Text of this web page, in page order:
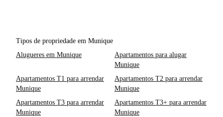
Tipos de propriedade em Munique
Alugueres em Munique
Apartamentos para alugar
Munique
Apartamentos T1 para arrendar
Munique
Apartamentos T2 para arrendar
Munique
Apartamentos T3 para arrendar
Munique
Apartamentos T3+ para arrendar
Munique